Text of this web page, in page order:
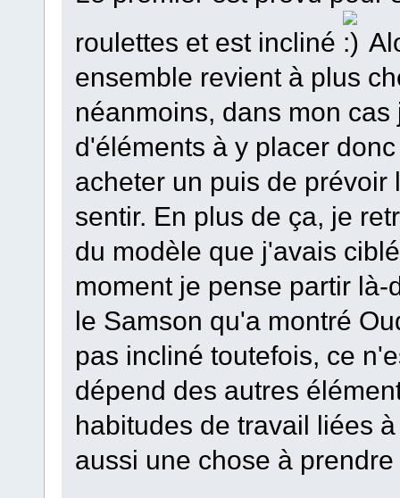
roulettes et est incliné
ensemble revient à plus
néanmoins, dans mon
d'éléments à y placer
acheter un puis de
sentir. En plus de ça, je
du modèle que j'avais
moment je pense partir
le Samson qu'a montré
pas incliné toutefois, ce
dépend des autres
habitudes de travail liées
aussi une chose à